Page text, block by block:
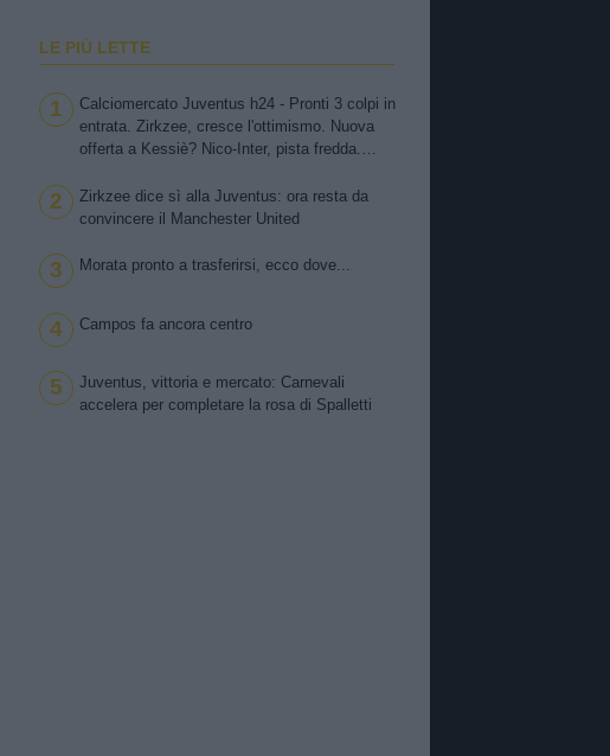
LE PIÙ LETTE
1
Calciomercato Juventus h24 - Pronti 3 colpi in
entrata. Zirkzee, cresce l'ottimismo. Nuova
offerta a Kessiè? Nico-Inter, pista fredda.
il piano B. David in bilico
2
Zirkzee dice sì alla Juventus: ora resta da
convincere il Manchester United
3 Morata pronto a trasferirsi, ecco dove...
4 Campos fa ancora centro
5
Juventus, vittoria e mercato: Carnevali
accelera per completare la rosa di Spalletti